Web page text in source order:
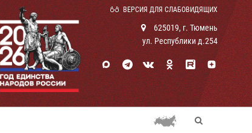
ВЕРСИЯ ДЛЯ СЛАБОВИДЯЩИХ
625019, г. Тюмень
ул. Республики д.254